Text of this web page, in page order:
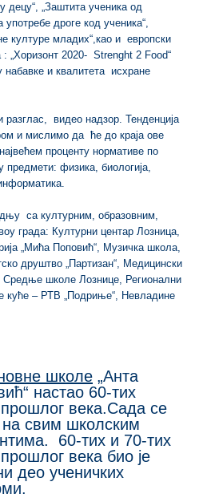
децу“, „Заштита ученика од
дроге код ученика“,
културе младих“,као и европски
„Хоризонт 2020- Strenght 2 Food“
набавке и квалитета исхране
видео надзор. Тенденција
и мислимо да ће до краја ове
проценту нормативе по
предмети: физика, биологија,
са културним, образовним,
града: Културни центар Лозница,
„Мића Поповић“, Музичка школа,
друштво „Партизан“, Медицински
Средње школе Лознице, Регионални
куће – РТВ „Подриње“, Невладине
школе „Анта
настао 60-тих
века.Сада се
на свим школским
60-тих и 70-тих
века био је
део ученичких